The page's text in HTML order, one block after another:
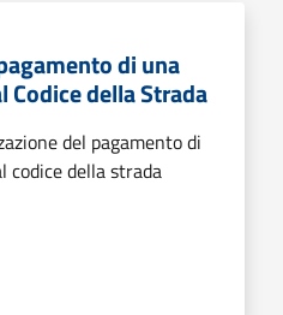
di una
Codice della Strada
del pagamento di
codice della strada